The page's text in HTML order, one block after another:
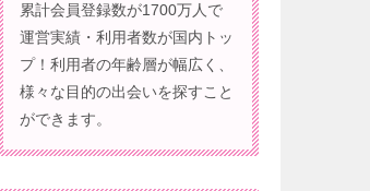
累計会員登録数が1700万人で
運営実績・利用者数が国内トッ
プ！利用者の年齢層が幅広く、
様々な目的の出会いを探すこと
ができます。